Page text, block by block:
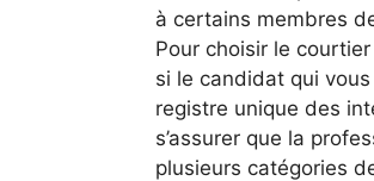
à certains membres
Pour choisir le
si le candidat qui
registre unique des
s’assurer que la
plusieurs catégories